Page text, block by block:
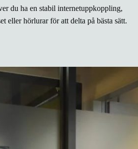
du ha en stabil internetuppkoppling,
eller hörlurar för att delta på bästa sätt.